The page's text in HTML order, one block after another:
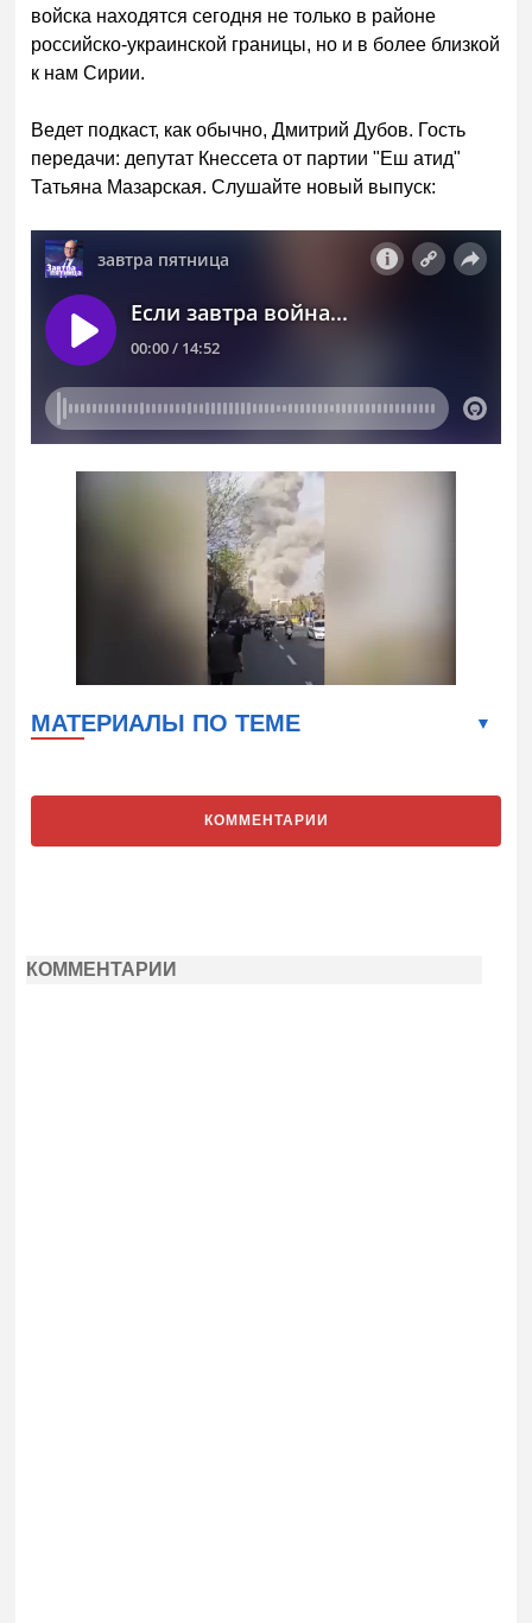
войска находятся сегодня не только в районе
российско-украинской границы, но и в более близкой
к нам Сирии.
Ведет подкаст, как обычно, Дмитрий Дубов. Гость
передачи: депутат Кнессета от партии "Еш атид"
Татьяна Мазарская. Слушайте новый выпуск:
МАТЕРИАЛЫ ПО ТЕМЕ
КОММЕНТАРИИ
КОММЕНТАРИИ